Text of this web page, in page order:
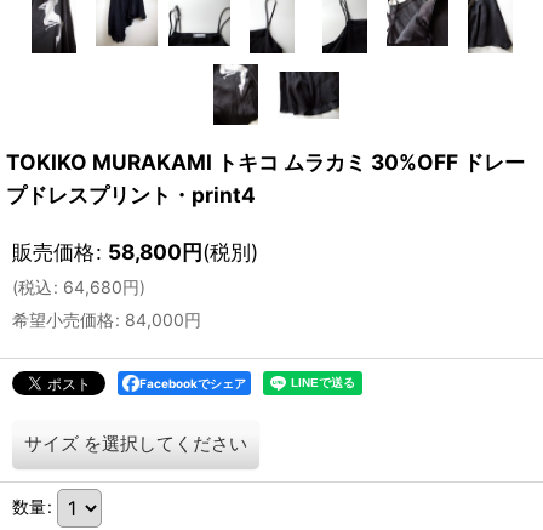
TOKIKO MURAKAMI トキコ ムラカミ 30%OFF ドレー
プドレスプリント・print4
販売価格: 58,800円(税別)
(税込: 64,680円)
希望小売価格: 84,000円
Facebookでシェア
サイズ を選択してください
数量: